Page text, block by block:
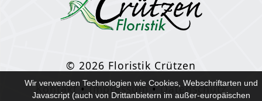
© 2026 Floristik Crützen
Kontakt•Impressum •Datenschutz
Wir verwenden Technologien wie Cookies, Webschriftarten und
Javascript (auch von Drittanbietern im außer-europäischen